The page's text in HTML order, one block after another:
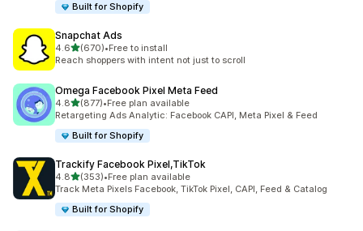
Built for Shopify
Snapchat Ads
4.6별 5개 중
(670)
총 리뷰 670개
•Free to install
Reach shoppers with intent not just to scroll
Omega Facebook Pixel Meta Feed
4.8별 5개 중
(877)
총 리뷰 877개
•Free plan available
Retargeting Ads Analytic: Facebook CAPI, Meta Pixel & Feed
Built for Shopify
Trackify Facebook Pixel,TikTok
4.8별 5개 중
(353)
총 리뷰 353개
•Free plan available
Track Meta Pixels Facebook, TikTok Pixel, CAPI, Feed & Catalog
Built for Shopify